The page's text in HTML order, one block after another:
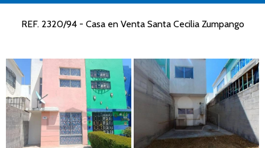
REF. 2320/94 - Casa en Venta Santa Cecilia Zumpango